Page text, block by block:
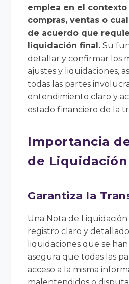
emplea en el
compras, ventas o
de acuerdo que
liquidación final. Su
detallar y confirmar los
ajustes y liquidaciones,
todas las partes
entendimiento claro y
estado financiero de la
Importancia
de Liquidación
Garantiza la
Una Nota de
registro claro y
liquidaciones que se
asegura que todas las
acceso a la misma